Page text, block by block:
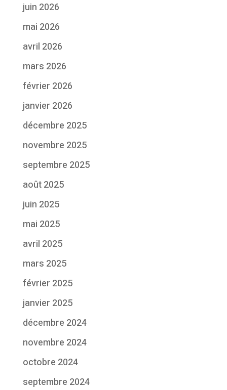
juin 2026
mai 2026
avril 2026
mars 2026
février 2026
janvier 2026
décembre 2025
novembre 2025
septembre 2025
août 2025
juin 2025
mai 2025
avril 2025
mars 2025
février 2025
janvier 2025
décembre 2024
novembre 2024
octobre 2024
septembre 2024